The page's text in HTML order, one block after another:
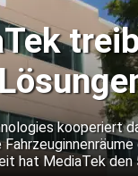
kooperiert
hat MediaTek